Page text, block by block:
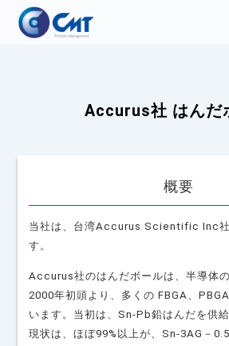
Accurus社 はんだ
概要
当社は、台湾Accurus Scientific Inc社
す。
Accurus社のはんだボールは、半導体
2000年初頭より、多くの FBGA、
います。当初は、Sn-Pb鉛はんだを供給
現状は、ほぼ99%以上が、Sn-3AG－